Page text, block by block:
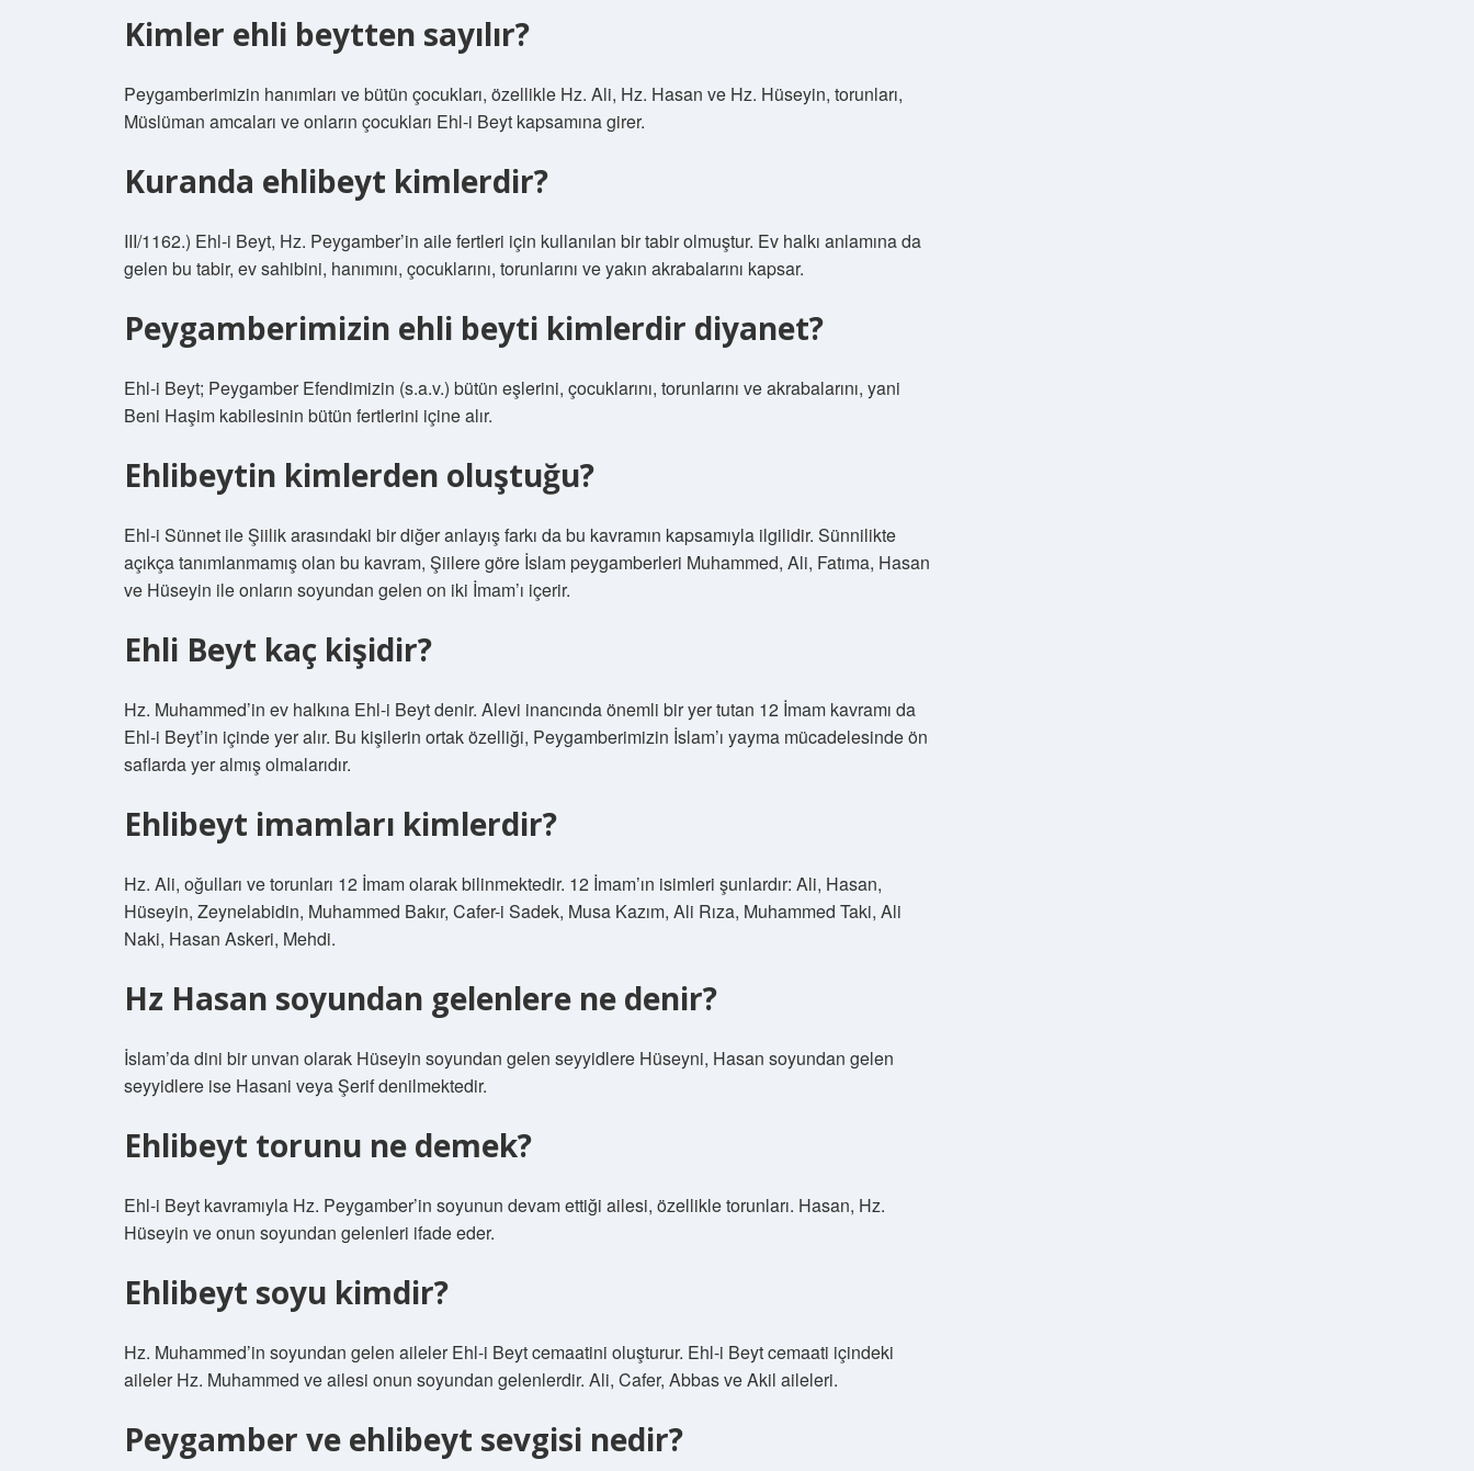
Kimler ehli beytten sayılır?
Peygamberimizin hanımları ve bütün çocukları, özellikle Hz. Ali, Hz. Hasan ve Hz. Hüseyin, torunları,
Müslüman amcaları ve onların çocukları Ehl-i Beyt kapsamına girer.
Kuranda ehlibeyt kimlerdir?
III/1162.) Ehl-i Beyt, Hz. Peygamber’in aile fertleri için kullanılan bir tabir olmuştur. Ev halkı anlamına da
gelen bu tabir, ev sahibini, hanımını, çocuklarını, torunlarını ve yakın akrabalarını kapsar.
Peygamberimizin ehli beyti kimlerdir diyanet?
Ehl-i Beyt; Peygamber Efendimizin (s.a.v.) bütün eşlerini, çocuklarını, torunlarını ve akrabalarını, yani
Beni Haşim kabilesinin bütün fertlerini içine alır.
Ehlibeytin kimlerden oluştuğu?
Ehl-i Sünnet ile Şiilik arasındaki bir diğer anlayış farkı da bu kavramın kapsamıyla ilgilidir. Sünnilikte
açıkça tanımlanmamış olan bu kavram, Şiilere göre İslam peygamberleri Muhammed, Ali, Fatıma, Hasan
ve Hüseyin ile onların soyundan gelen on iki İmam’ı içerir.
Ehli Beyt kaç kişidir?
Hz. Muhammed’in ev halkına Ehl-i Beyt denir. Alevi inancında önemli bir yer tutan 12 İmam kavramı da
Ehl-i Beyt’in içinde yer alır. Bu kişilerin ortak özelliği, Peygamberimizin İslam’ı yayma mücadelesinde ön
saflarda yer almış olmalarıdır.
Ehlibeyt imamları kimlerdir?
Hz. Ali, oğulları ve torunları 12 İmam olarak bilinmektedir. 12 İmam’ın isimleri şunlardır: Ali, Hasan,
Hüseyin, Zeynelabidin, Muhammed Bakır, Cafer-i Sadek, Musa Kazım, Ali Rıza, Muhammed Taki, Ali
Naki, Hasan Askeri, Mehdi.
Hz Hasan soyundan gelenlere ne denir?
İslam’da dini bir unvan olarak Hüseyin soyundan gelen seyyidlere Hüseyni, Hasan soyundan gelen
seyyidlere ise Hasani veya Şerif denilmektedir.
Ehlibeyt torunu ne demek?
Ehl-i Beyt kavramıyla Hz. Peygamber’in soyunun devam ettiği ailesi, özellikle torunları. Hasan, Hz.
Hüseyin ve onun soyundan gelenleri ifade eder.
Ehlibeyt soyu kimdir?
Hz. Muhammed’in soyundan gelen aileler Ehl-i Beyt cemaatini oluşturur. Ehl-i Beyt cemaati içindeki
aileler Hz. Muhammed ve ailesi onun soyundan gelenlerdir. Ali, Cafer, Abbas ve Akil aileleri.
Peygamber ve ehlibeyt sevgisi nedir?